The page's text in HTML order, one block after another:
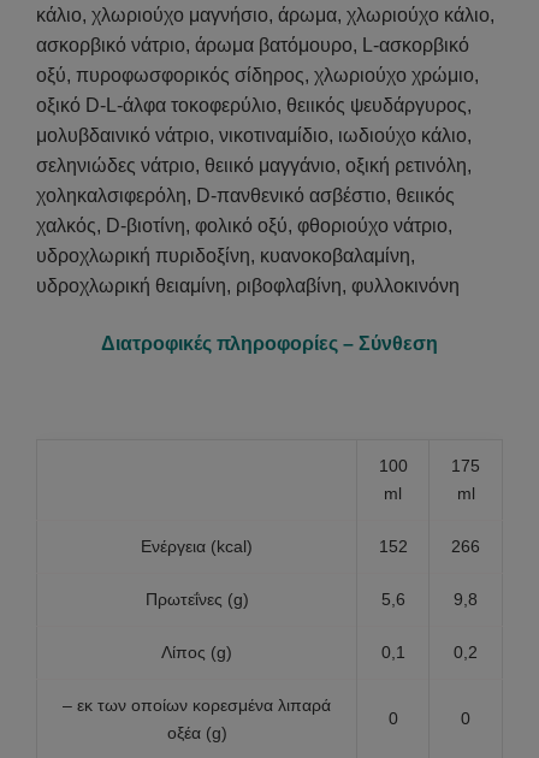
κάλιο, χλωριούχο μαγνήσιο, άρωμα, χλωριούχο κάλιο,
ασκορβικό νάτριο, άρωμα βατόμουρο, L-ασκορβικό
οξύ, πυροφωσφορικός σίδηρος, χλωριούχο χρώμιο,
οξικό D-L-άλφα τοκοφερύλιο, θειικός ψευδάργυρος,
μολυβδαινικό νάτριο, νικοτιναμίδιο, ιωδιούχο κάλιο,
σεληνιώδες νάτριο, θειικό μαγγάνιο, οξική ρετινόλη,
χοληκαλσιφερόλη, D-πανθενικό ασβέστιο, θειικός
χαλκός, D-βιοτίνη, φολικό οξύ, φθοριούχο νάτριο,
υδροχλωρική πυριδοξίνη, κυανοκοβαλαμίνη,
υδροχλωρική θειαμίνη, ριβοφλαβίνη, φυλλοκινόνη
Διατροφικές πληροφορίες – Σύνθεση
100
ml
175
ml
Ενέργεια (kcal) 152 266
Πρωτεΐνες (g) 5,6 9,8
Λίπος (g) 0,1 0,2
– εκ των οποίων κορεσμένα λιπαρά
οξέα (g)
0 0